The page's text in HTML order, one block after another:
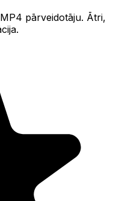
pārveidotāju. Ātri,